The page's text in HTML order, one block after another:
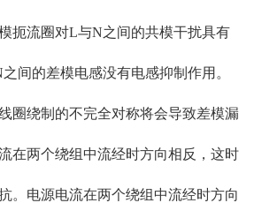
扼流圈对L与N之间的共模干扰具有
间的差模电感没有电感抑制作用。
圈绕制的不完全对称将会导致差模漏
在两个绕组中流经时方向相反，这时
。电源电流在两个绕组中流经时方向